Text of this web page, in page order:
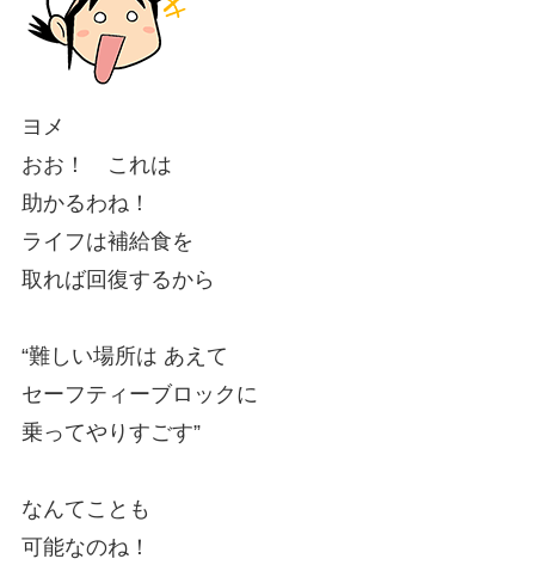
ヨメ
おお！ これは
助かるわね！
ライフは補給食を
取れば回復するから
“難しい場所は あえて
セーフティーブロックに
乗ってやりすごす”
なんてことも
可能なのね！